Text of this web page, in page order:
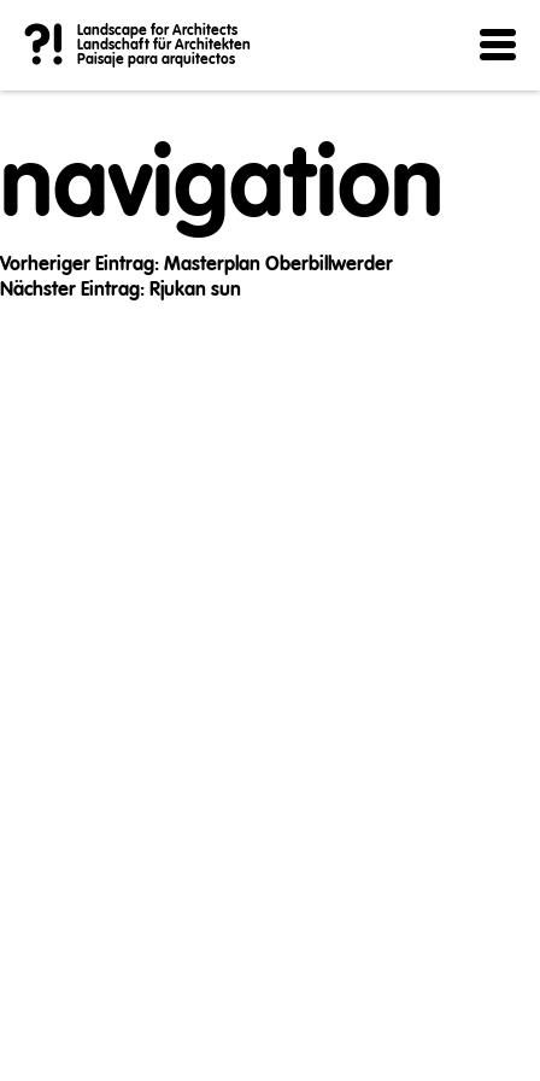
?!
Landscape for Architects
Landschaft für Architekten
Paisaje para arquitectos
Post
navigation
Vorheriger Eintrag: Masterplan Oberbillwerder
Nächster Eintrag: Rjukan sun